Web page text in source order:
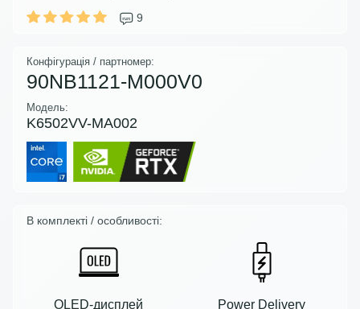
9
Конфігурація / партномер:
90NB1121-M000V0
Модель:
K6502VV-MA002
В комплекті / особливості:
OLED-дисплей Power Delivery